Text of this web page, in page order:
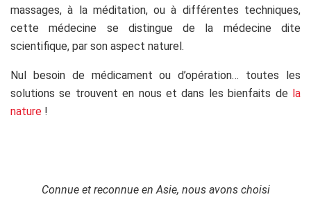
massages, à la méditation, ou à différentes techniques,
cette médecine se distingue de la médecine dite
scientifique, par son aspect naturel.
Nul besoin de médicament ou d’opération… toutes les
solutions se trouvent en nous et dans les bienfaits de la
nature !
Connue et reconnue en Asie, nous avons choisi